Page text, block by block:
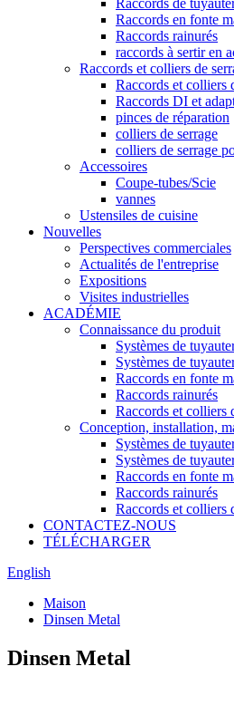
Raccords de
Raccords en fonte
Raccords rainurés
raccords à sertir en
Raccords et colliers de
Raccords et colliers
Raccords DI et
pinces de réparation
colliers de serrage
colliers de serrage
Accessoires
Coupe-tubes/Scie
vannes
Ustensiles de cuisine
Nouvelles
Perspectives commerciales
Actualités de l'entreprise
Expositions
Visites industrielles
ACADÉMIE
Connaissance du produit
Systèmes de
Systèmes de
Raccords en fonte
Raccords rainurés
Raccords et colliers
Conception, installation,
Systèmes de
Systèmes de
Raccords en fonte
Raccords rainurés
Raccords et colliers
CONTACTEZ-NOUS
TÉLÉCHARGER
English
Maison
Dinsen Metal
Dinsen Metal